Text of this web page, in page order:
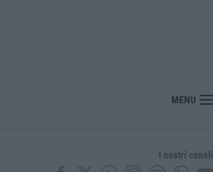
MENU
I nostri canali